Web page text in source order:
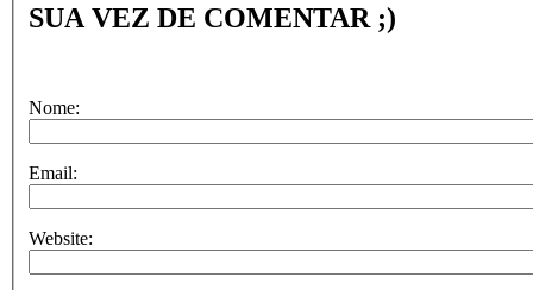
SUA VEZ DE COMENTAR ;)
Nome:
Email:
Website: